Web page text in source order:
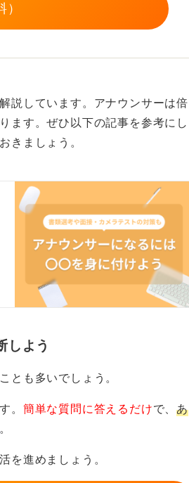
では選考の過程で、自己紹介
説しています。アナウンサーは倍
ます。ぜひ以下の記事を参考にし
きましょう。
しよう
とも多いでしょう。
。 簡単な質問に答えるだけで、あ
。
を進めましょう。